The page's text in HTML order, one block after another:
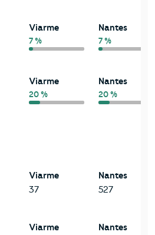
Viarme
7 %
Nantes
7 %
Viarme
20 %
Nantes
20 %
Viarme
37
Nantes
527
Viarme
Nantes